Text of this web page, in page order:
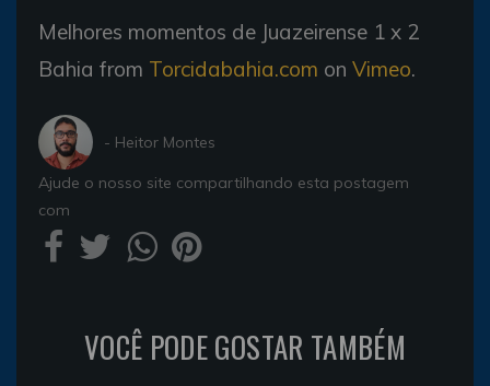
Melhores momentos de Juazeirense 1 x 2
Bahia from Torcidabahia.com on Vimeo.
- Heitor Montes
Ajude o nosso site compartilhando esta postagem
com
VOCÊ PODE GOSTAR TAMBÉM